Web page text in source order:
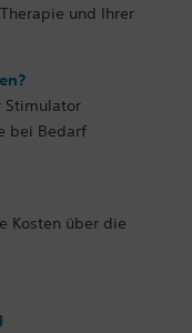
und Ihrer
Stimulator
bei Bedarf
Kosten über die